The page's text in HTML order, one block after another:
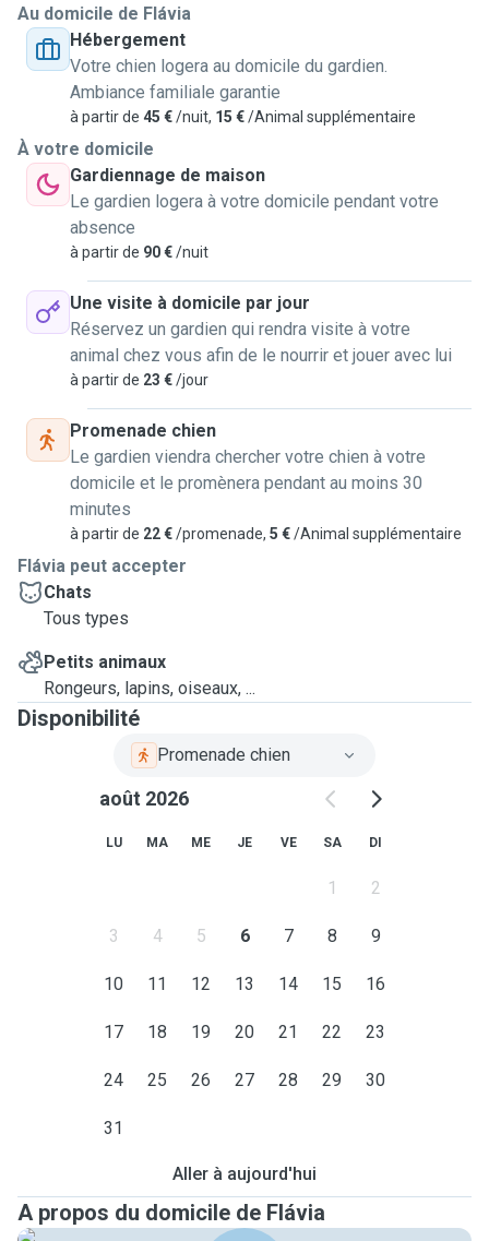
Au domicile de Flávia
Hébergement
Votre chien logera au domicile du gardien.
Ambiance familiale garantie
à partir de 45 €/nuit, 15 €/Animal supplémentaire
À votre domicile
Gardiennage de maison
Le gardien logera à votre domicile pendant votre
absence
à partir de 90 €/nuit
Une visite à domicile par jour
Réservez un gardien qui rendra visite à votre
animal chez vous afin de le nourrir et jouer avec lui
à partir de 23 €/jour
Promenade chien
Le gardien viendra chercher votre chien à votre
domicile et le promènera pendant au moins 30
minutes
à partir de 22 €/promenade, 5 €/Animal supplémentaire
Flávia peut accepter
Chats
Tous types
Petits animaux
Rongeurs, lapins, oiseaux, ...
Disponibilité
Promenade chien
août 2026
LU MA ME JE VE SA DI
1 2
3 4 5 6 7 8 9
10 11 12 13 14 15 16
17 18 19 20 21 22 23
24 25 26 27 28 29 30
31
Aller à aujourd'hui
A propos du domicile de Flávia